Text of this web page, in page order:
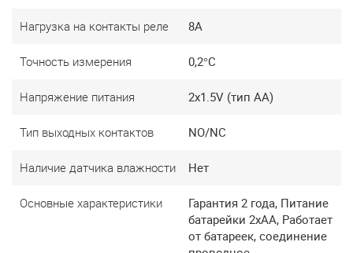
Нагрузка на контакты реле 8A
Точность измерения 0,2°C
Напряжение питания 2x1.5V (тип АА)
Тип выходных контактов NO/NC
Наличие датчика влажности Нет
Основные характеристики
Гарантия 2 года, Питание
батарейки 2хАА, Работает
от батареек, соединение